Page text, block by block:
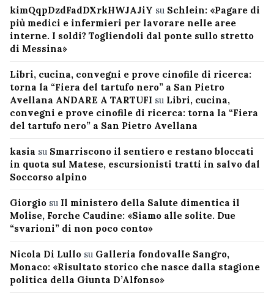
kimQqpDzdFadDXrkHWJAJiY su Schlein: «Pagare di
più medici e infermieri per lavorare nelle aree
interne. I soldi? Togliendoli dal ponte sullo stretto
di Messina»
Libri, cucina, convegni e prove cinofile di ricerca:
torna la “Fiera del tartufo nero” a San Pietro
Avellana ANDARE A TARTUFI su Libri, cucina,
convegni e prove cinofile di ricerca: torna la “Fiera
del tartufo nero” a San Pietro Avellana
kasia su Smarriscono il sentiero e restano bloccati
in quota sul Matese, escursionisti tratti in salvo dal
Soccorso alpino
Giorgio su Il ministero della Salute dimentica il
Molise, Forche Caudine: «Siamo alle solite. Due
“svarioni” di non poco conto»
Nicola Di Lullo su Galleria fondovalle Sangro,
Monaco: «Risultato storico che nasce dalla stagione
politica della Giunta D’Alfonso»